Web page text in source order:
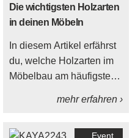
Die wichtigsten Holzarten
in deinen Möbeln
In diesem Artikel erfährst
du, welche Holzarten im
Möbelbau am häufigsten
mehr erfahren ›
Event